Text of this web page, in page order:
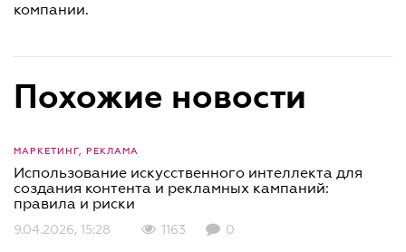
компании.
Похожие новости
МАРКЕТИНГ, РЕКЛАМА
Использование искусственного интеллекта для
создания контента и рекламных кампаний:
правила и риски
9.04.2026, 15:28 1163 0